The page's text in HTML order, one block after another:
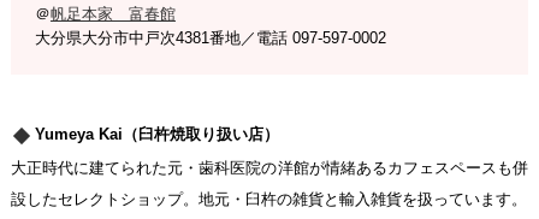
＠帆足本家 富春館
大分県大分市中戸次4381番地／電話 097-597-0002
Yumeya Kai（臼杵焼取り扱い店）
大正時代に建てられた元・歯科医院の洋館が情緒あるカフェスペースも併
設したセレクトショップ。地元・臼杵の雑貨と輸入雑貨を扱っています。